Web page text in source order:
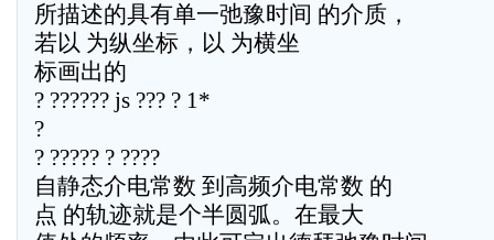
所描述的具有单一弛豫时间 的介质，
若以 为纵坐标，以 为横坐
标画出的
? ?????? js ??? ? 1*
?
? ????? ? ????
自静态介电常数 到高频介电常数 的
点 的轨迹就是个半圆弧。在最大